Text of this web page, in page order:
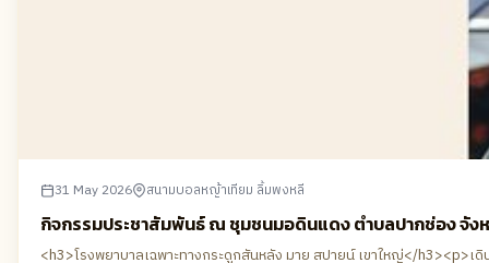
31 May 2026 สนามบอลหญ้าเทียม ลิ้มพงหลี
กิจกรรมประชาสัมพันธ์ ณ ชุมชนมอดินแดง ตำบลปากช่อง จัง
<h3>โรงพยาบาลเฉพาะทางกระดูกสันหลัง มาย สปายน์ เขาใหญ่</